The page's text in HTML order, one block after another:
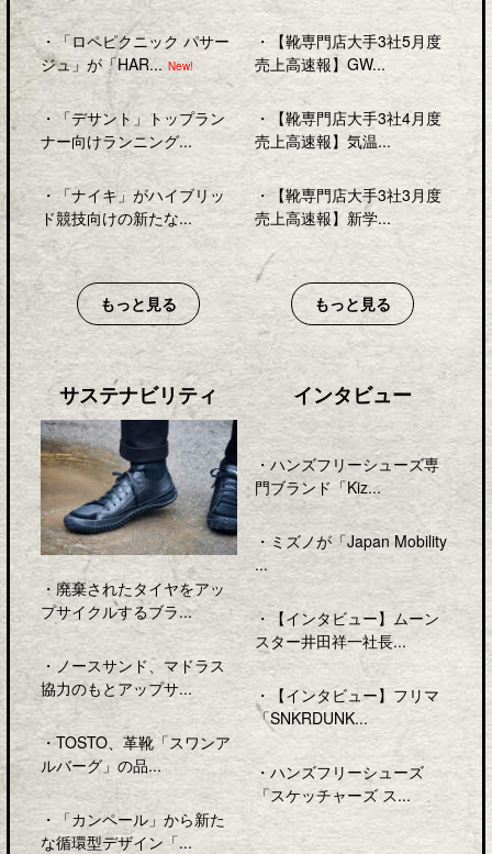
・「ロペピクニック パサー
ジュ」が「HAR... New!
・ 「デサント」トップラン
ナー向けランニング...
・
「ナイキ」がハイブリッ
ド競技向けの新たな...
もっと見る
・ 【靴専門店大手3社5月度
売上高速報】GW...
・ 【靴専門店大手3社4月度
売上高速報】気温...
・【靴専門店大手3社3月度
売上高速報】新学...
もっと見る
サステナビリティ
・ 廃棄されたタイヤをアッ
プサイクルするブラ...
・ ノースサンド、マドラス
協力のもとアップサ...
・TOSTO、革靴「スワンア
ルバーグ」の品...
・
「カンペール」から新た
な循環型デザイン「...
インタビュー
・ハンズフリーシューズ専
門ブランド「Kiz...
・ ミズノが「Japan Mobility
...
・【インタビュー】ムーン
スター井田祥一社長...
・【インタビュー】フリマ
「SNKRDUNK...
・ ハンズフリーシューズ
「スケッチャーズ ス...